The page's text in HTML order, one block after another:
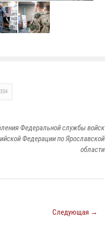
334
Федеральной службы войск
Федерации по Ярославской
области
Следующая →